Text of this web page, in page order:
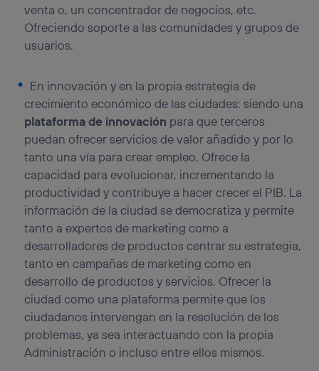
venta o, un concentrador de negocios, etc.
Ofreciendo soporte a las comunidades y grupos de
usuarios.
En innovación y en la propia estrategia de
crecimiento económico de las ciudades: siendo una
plataforma de innovación para que terceros
puedan ofrecer servicios de valor añadido y por lo
tanto una vía para crear empleo. Ofrece la
capacidad para evolucionar, incrementando la
productividad y contribuye a hacer crecer el PIB. La
información de la ciudad se democratiza y permite
tanto a expertos de marketing como a
desarrolladores de productos centrar su estrategia,
tanto en campañas de marketing como en
desarrollo de productos y servicios. Ofrecer la
ciudad como una plataforma permite que los
ciudadanos intervengan en la resolución de los
problemas, ya sea interactuando con la propia
Administración o incluso entre ellos mismos.